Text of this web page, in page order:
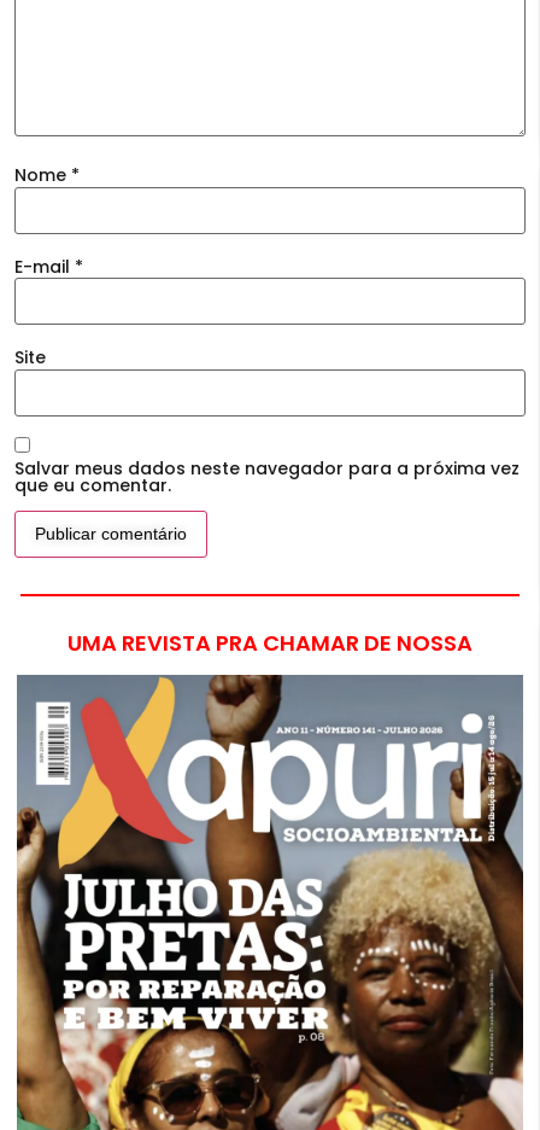
Nome *
E-mail *
Site
Salvar meus dados neste navegador para a próxima vez
que eu comentar.
UMA REVISTA PRA CHAMAR DE NOSSA